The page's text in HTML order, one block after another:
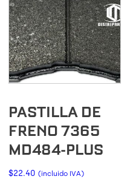
PASTILLA DE
FRENO 7365
MD484-PLUS
$22.40 (incluido IVA)